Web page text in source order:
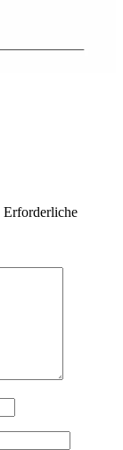
Erforderliche